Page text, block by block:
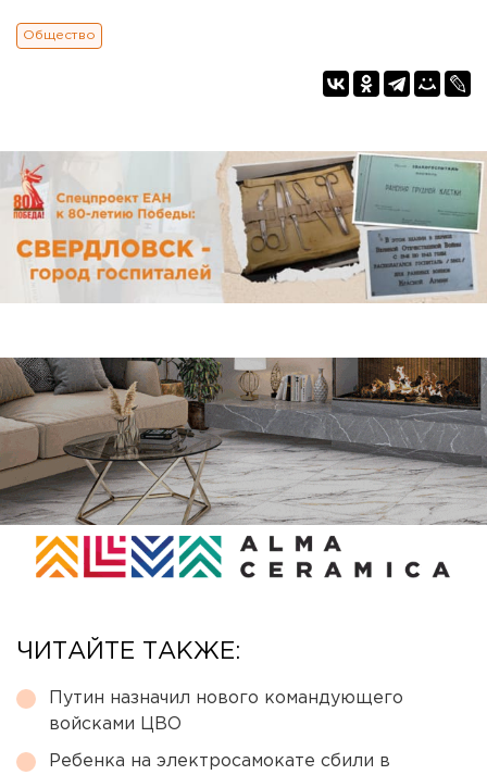
Общество
ЧИТАЙТЕ ТАКЖЕ:
Путин назначил нового командующего
войсками ЦВО
Ребенка на электросамокате сбили в